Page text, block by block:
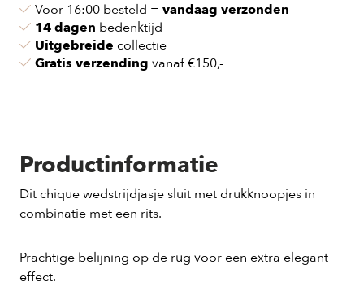
Voor 16:00 besteld = vandaag verzonden
14 dagen bedenktijd
Uitgebreide collectie
Gratis verzending vanaf €150,-
Productinformatie
Dit chique wedstrijdjasje sluit met drukknoopjes in
combinatie met een rits.
Prachtige belijning op de rug voor een extra elegant
effect.